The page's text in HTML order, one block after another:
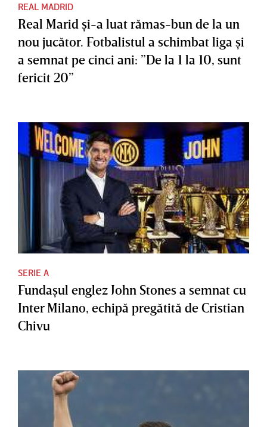
REAL MADRID
Real Marid şi-a luat rămas-bun de la un
nou jucător. Fotbalistul a schimbat liga şi
a semnat pe cinci ani: ”De la 1 la 10, sunt
fericit 20”
SERIE A
Fundaşul englez John Stones a semnat cu
Inter Milano, echipă pregătită de Cristian
Chivu